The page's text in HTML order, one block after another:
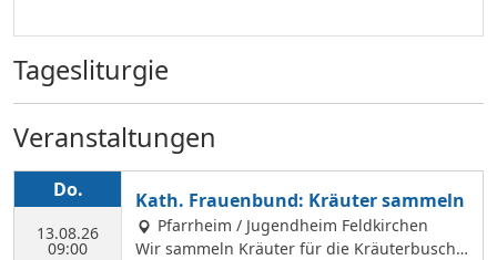
Tagesliturgie
Veranstaltungen
Do.
13.08.26
09:00
Kath. Frauenbund: Kräuter sammeln
Pfarrheim / Jugendheim Feldkirchen
Wir sammeln Kräuter für die Kräuterbusche